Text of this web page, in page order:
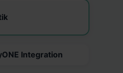
Integration